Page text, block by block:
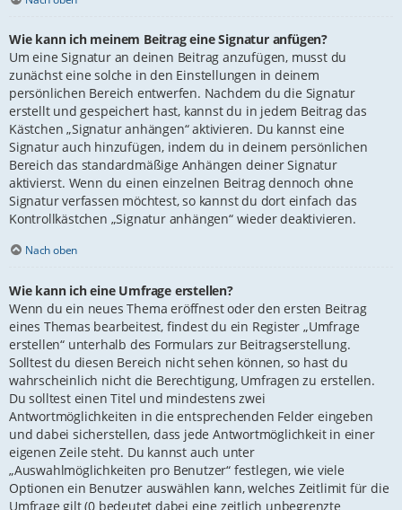
Wie kann ich meinem Beitrag eine Signatur anfügen?
Um eine Signatur an deinen Beitrag anzufügen, musst du
zunächst eine solche in den Einstellungen in deinem
persönlichen Bereich entwerfen. Nachdem du die Signatur
erstellt und gespeichert hast, kannst du in jedem Beitrag das
Kästchen „Signatur anhängen“ aktivieren. Du kannst eine
Signatur auch hinzufügen, indem du in deinem persönlichen
Bereich das standardmäßige Anhängen deiner Signatur
aktivierst. Wenn du einen einzelnen Beitrag dennoch ohne
Signatur verfassen möchtest, so kannst du dort einfach das
Kontrollkästchen „Signatur anhängen“ wieder deaktivieren.
Nach oben
Wie kann ich eine Umfrage erstellen?
Wenn du ein neues Thema eröffnest oder den ersten Beitrag
eines Themas bearbeitest, findest du ein Register „Umfrage
erstellen“ unterhalb des Formulars zur Beitragserstellung.
Solltest du diesen Bereich nicht sehen können, so hast du
wahrscheinlich nicht die Berechtigung, Umfragen zu erstellen.
Du solltest einen Titel und mindestens zwei
Antwortmöglichkeiten in die entsprechenden Felder eingeben
und dabei sicherstellen, dass jede Antwortmöglichkeit in einer
eigenen Zeile steht. Du kannst auch unter
„Auswahlmöglichkeiten pro Benutzer“ festlegen, wie viele
Optionen ein Benutzer auswählen kann, welches Zeitlimit für die
Umfrage gilt (0 bedeutet dabei eine zeitlich unbegrenzte